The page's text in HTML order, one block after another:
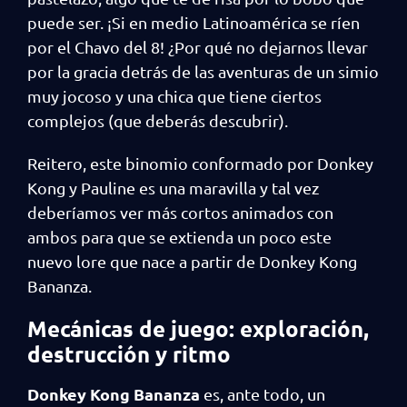
puede ser. ¡Si en medio Latinoamérica se ríen
por el Chavo del 8! ¿Por qué no dejarnos llevar
por la gracia detrás de las aventuras de un simio
muy jocoso y una chica que tiene ciertos
complejos (que deberás descubrir).
Reitero, este binomio conformado por Donkey
Kong y Pauline es una maravilla y tal vez
deberíamos ver más cortos animados con
ambos para que se extienda un poco este
nuevo lore que nace a partir de Donkey Kong
Bananza.
Mecánicas de juego: exploración,
destrucción y ritmo
Donkey Kong Bananza es, ante todo, un